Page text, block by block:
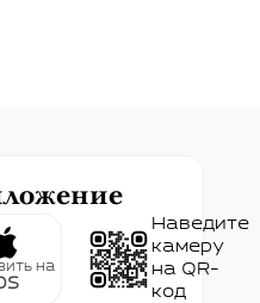
на
Наведите
камеру
на QR-
код